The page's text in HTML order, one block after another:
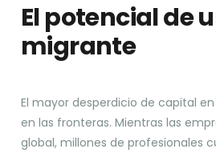
El potencial de
migrante
El mayor desperdicio de capital
en las fronteras. ​Mientras las
global, millones de profesionales